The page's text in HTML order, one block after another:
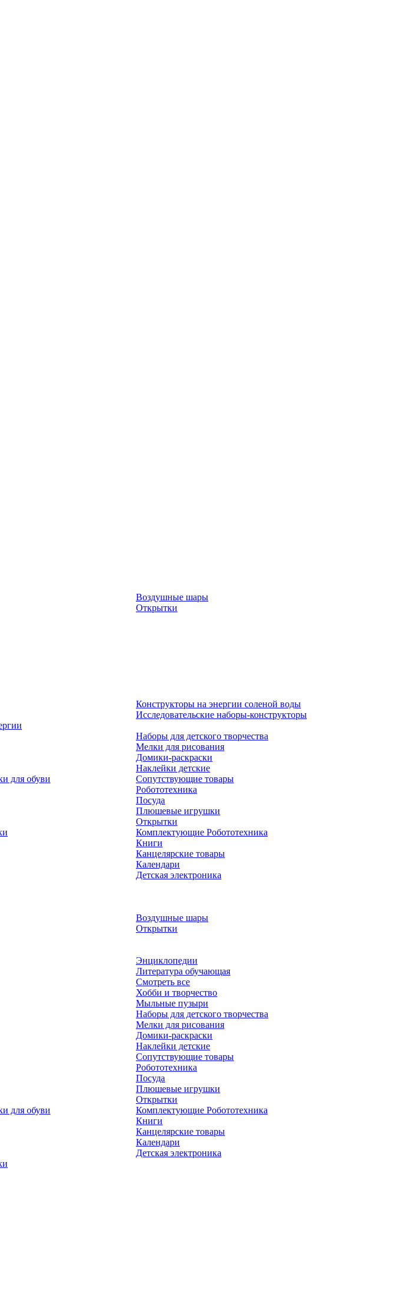
Воздушные шары
Открытки
Конструкторы на энергии соленой воды
Исследовательские наборы-конструкторы
для обуви
Наборы для детского творчества
Мелки для рисования
Домики-раскраски
Наклейки детские
Сопутствующие товары
Робототехника
Посуда
Плюшевые игрушки
Открытки
Комплектующие Робототехника
Книги
Канцелярские товары
Календари
Детская электроника
Воздушные шары
Открытки
для обуви
Энциклопедии
Литература обучающая
Смотреть все
Хобби и творчество
Мыльные пузыри
Наборы для детского творчества
Мелки для рисования
Домики-раскраски
Наклейки детские
Сопутствующие товары
Робототехника
Посуда
Плюшевые игрушки
Открытки
Комплектующие Робототехника
Книги
Канцелярские товары
Календари
Детская электроника